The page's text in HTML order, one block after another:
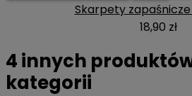
Skarpety zapaśnicze
18,90 zł
4 innych
kategorii